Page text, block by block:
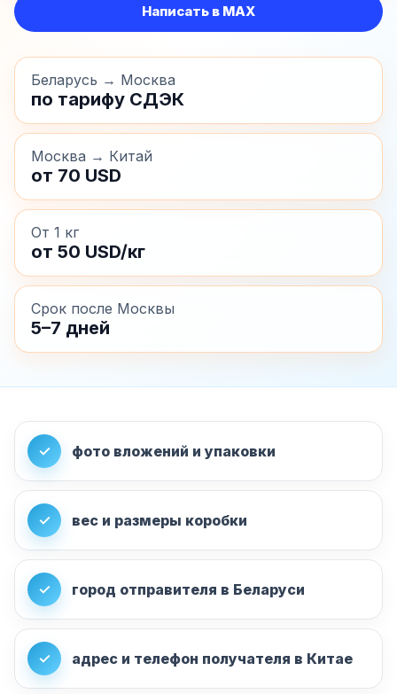
Написать в MAX
Беларусь → Москва
по тарифу СДЭК
Москва → Китай
от 70 USD
От 1 кг
от 50 USD/кг
Срок после Москвы
5–7 дней
✓ фото вложений и упаковки
✓ вес и размеры коробки
✓ город отправителя в Беларуси
✓ адрес и телефон получателя в Китае